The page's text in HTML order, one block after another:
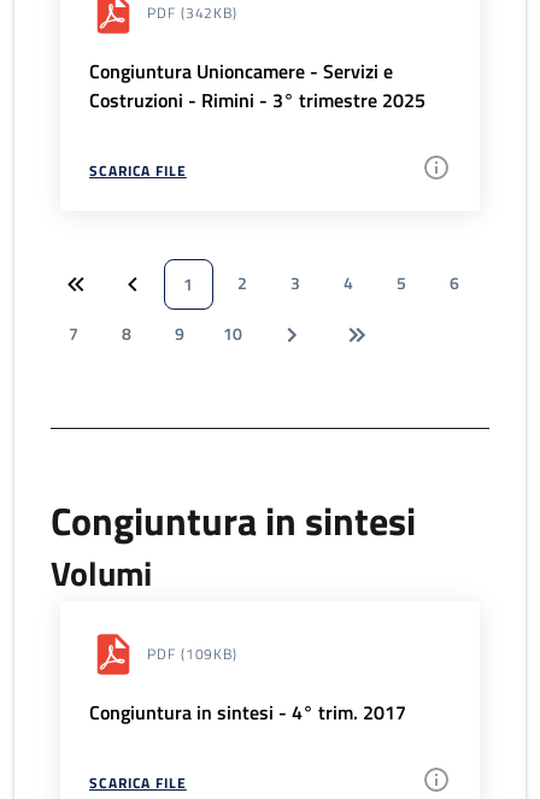
PDF (342KB)
Congiuntura Unioncamere - Servizi e
Costruzioni - Rimini - 3° trimestre 2025
SCARICA FILE
1 2 3 4 5
6
7
8 9 10
Congiuntura in sintesi
Volumi
PDF (109KB)
Congiuntura in sintesi - 4° trim. 2017
SCARICA FILE